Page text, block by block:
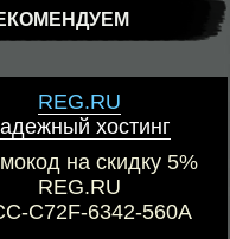
REG.RU
хостинг
на скидку 5%
REG.RU
C72F-6342-560A